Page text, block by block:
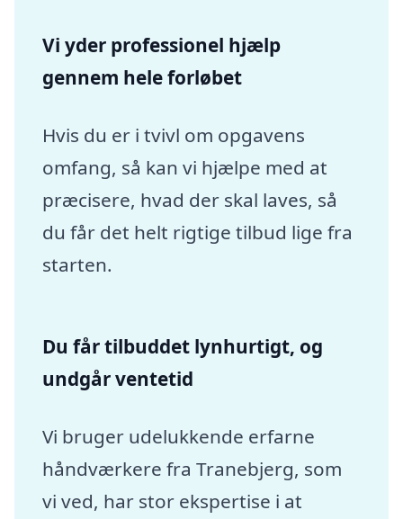
Vi yder professionel hjælp
gennem hele forløbet
Hvis du er i tvivl om opgavens
omfang, så kan vi hjælpe med at
præcisere, hvad der skal laves, så
du får det helt rigtige tilbud lige fra
starten.
Du får tilbuddet lynhurtigt, og
undgår ventetid
Vi bruger udelukkende erfarne
håndværkere fra Tranebjerg, som
vi ved, har stor ekspertise i at